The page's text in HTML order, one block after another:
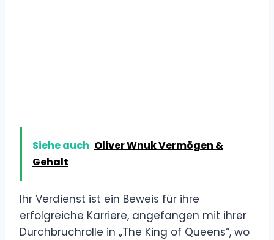
Siehe auch Oliver Wnuk Vermögen &
Gehalt
Ihr Verdienst ist ein Beweis für ihre
erfolgreiche Karriere, angefangen mit ihrer
Durchbruchrolle in „The King of Queens“, wo